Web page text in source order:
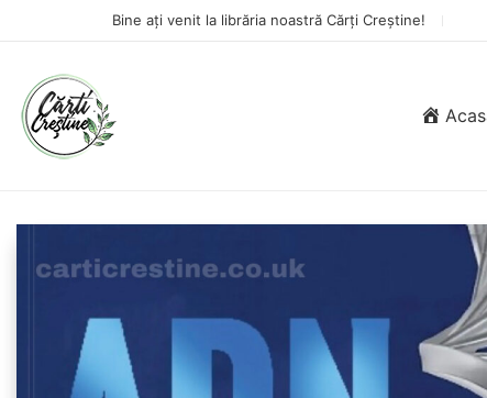
Bine ați venit la librăria noastră Cărți Creștine!